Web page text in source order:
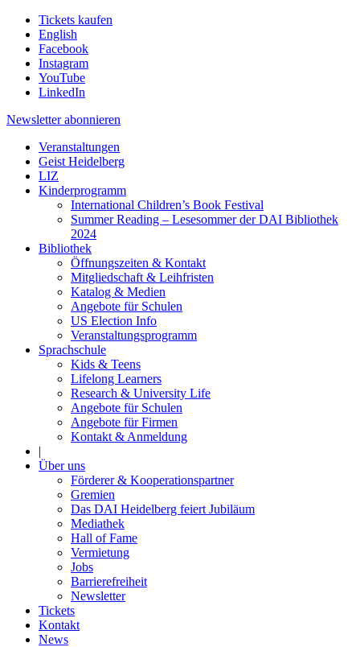
Tickets kaufen
English
Facebook
Instagram
YouTube
LinkedIn
Newsletter abonnieren
Veranstaltungen
Geist Heidelberg
LIZ
Kinderprogramm
International Children’s Book Festival
Summer Reading – Lesesommer der DAI Bibliothek
2024
Bibliothek
Öffnungszeiten & Kontakt
Mitgliedschaft & Leihfristen
Katalog & Medien
Angebote für Schulen
US Election Info
Veranstaltungsprogramm
Sprachschule
Kids & Teens
Lifelong Learners
Research & University Life
Angebote für Schulen
Angebote für Firmen
Kontakt & Anmeldung
|
Über uns
Förderer & Kooperationspartner
Gremien
Das DAI Heidelberg feiert Jubiläum
Mediathek
Hall of Fame
Vermietung
Jobs
Barrierefreiheit
Newsletter
Tickets
Kontakt
News